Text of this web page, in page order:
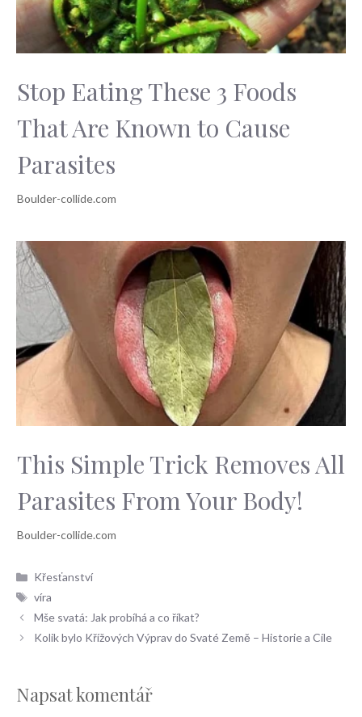
Stop Eating These 3 Foods
That Are Known to Cause
Parasites
This Simple Trick Removes All
Parasites From Your Body!
Rubriky
Křesťanství
Štítky
víra
Mše svatá: Jak probíhá a co říkat?
Kolik bylo Křížových Výprav do Svaté Země – Historie a Cíle
Napsat komentář